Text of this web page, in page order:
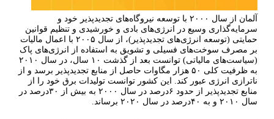
آلمان از سال ۲۰۰۰ با توسعه نیروگاه‌های تجدیدپذیر خود و
سرمایه‌گذاری وسیع در انرژی‌های بادی و خورشیدی و تنظیم قوانین
حمایتی (توسعه انرژی‌های تجدیدپذیر)، از سال ۲۰۰۵ با اعمال مالیات
بر مصرف سوخت‌های فسیلی و تشویق به استفاده از انرژی‌های پاک
(سیاست‌های مالیاتی) توانست بعد از گذشت ۱۰ سال، در سال ۲۰۱۰
به ظرفیت کلی ۵۰ هزار مگاوات حاصل از منابع تجدیدپذیر برسد و از
ناترازی انرژی عبور کند. این کشور توانست تولیدات برق خود را از
منابع تجدیدپذیر از حدود ۶درصد در سال ۲۰۰۰ به بیش از ۳۰درصد در
سال ۲۰۱۰ و به ۴۰درصد در سال ۲۰۲۰ برساند.